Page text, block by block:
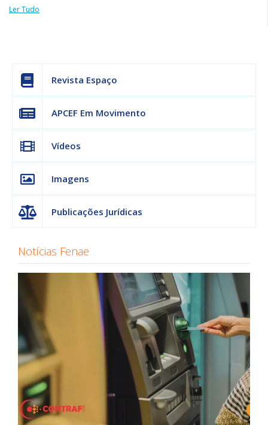
Ler Tudo
Revista Espaço
APCEF Em Movimento
Vídeos
Imagens
Publicações Jurídicas
Notícias Fenae